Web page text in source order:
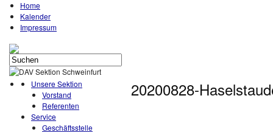
Home
Kalender
Impressum
Unsere Sektion
Vorstand
Referenten
Service
Geschäftsstelle
20200828-